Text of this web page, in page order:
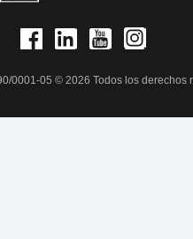
0001-05 © 2026 Todos los derechos